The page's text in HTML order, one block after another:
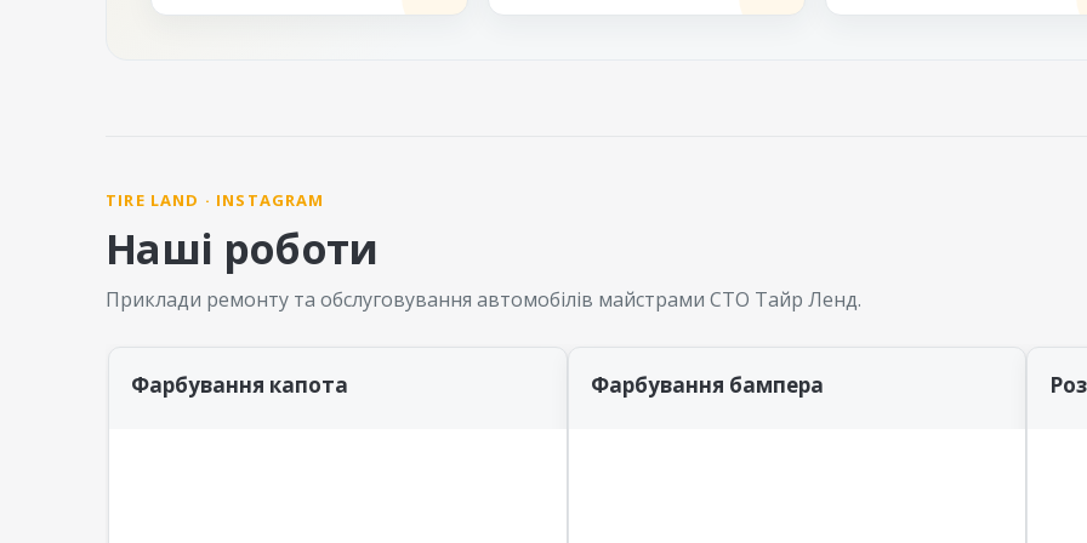
TIRE LAND · INSTAGRAM
Наші роботи
Приклади ремонту та обслуговування автомобілів майстрами СТО Тайр Ленд.
Фарбування капота Фарбування бампера